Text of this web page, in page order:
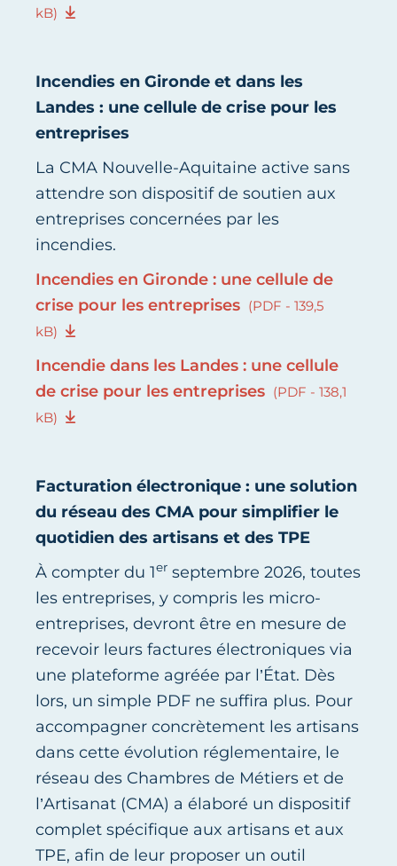
kB)
Incendies en Gironde et dans les
Landes : une cellule de crise pour les
entreprises
La CMA Nouvelle-Aquitaine active sans
attendre son dispositif de soutien aux
entreprises concernées par les
incendies.
Incendies en Gironde : une cellule de
crise pour les entreprises (PDF - 139,5
kB)
Incendie dans les Landes : une cellule
de crise pour les entreprises (PDF - 138,1
kB)
Facturation électronique : une solution
du réseau des CMA pour simplifier le
quotidien des artisans et des TPE
À compter du 1er septembre 2026, toutes
les entreprises, y compris les micro-
entreprises, devront être en mesure de
recevoir leurs factures électroniques via
une plateforme agréée par l’État. Dès
lors, un simple PDF ne suffira plus. Pour
accompagner concrètement les artisans
dans cette évolution réglementaire, le
réseau des Chambres de Métiers et de
l’Artisanat (CMA) a élaboré un dispositif
complet spécifique aux artisans et aux
TPE, afin de leur proposer un outil